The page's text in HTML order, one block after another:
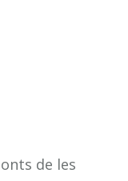
de les